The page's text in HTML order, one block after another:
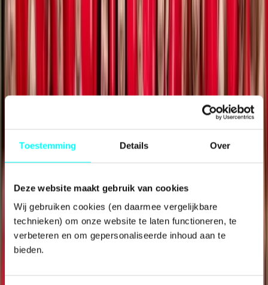
Toestemming Details Over
Deze website maakt gebruik van cookies
Wij gebruiken cookies (en daarmee vergelijkbare
technieken) om onze website te laten functioneren, te
verbeteren en om gepersonaliseerde inhoud aan te
bieden.
Internationalisering